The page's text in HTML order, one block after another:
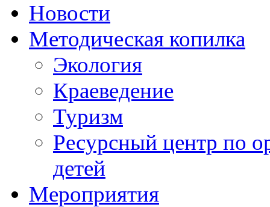
Новости
Методическая копилка
Экология
Краеведение
Туризм
Ресурсный центр по
детей
Мероприятия